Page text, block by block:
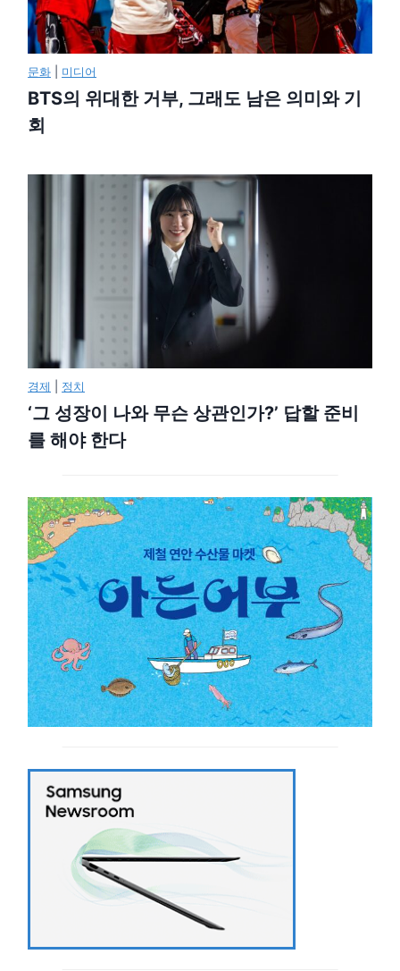
문화 미디어
BTS의 위대한 거부, 그래도 남은 의미와 기
회
경제 정치
‘그 성장이 나와 무슨 상관인가?’ 답할 준비
를 해야 한다